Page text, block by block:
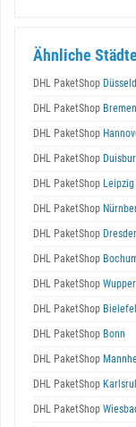
Ähnliche
DHL PaketShop
DHL PaketShop Bremen
DHL PaketShop
DHL PaketShop
DHL PaketShop Leipzig
DHL PaketShop
DHL PaketShop
DHL PaketShop
DHL PaketShop
DHL PaketShop
DHL PaketShop Bonn
DHL PaketShop
DHL PaketShop
DHL PaketShop